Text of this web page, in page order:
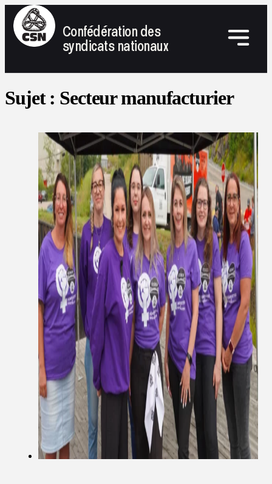
Confédération des
syndicats nationaux
Sujet : Secteur manufacturier